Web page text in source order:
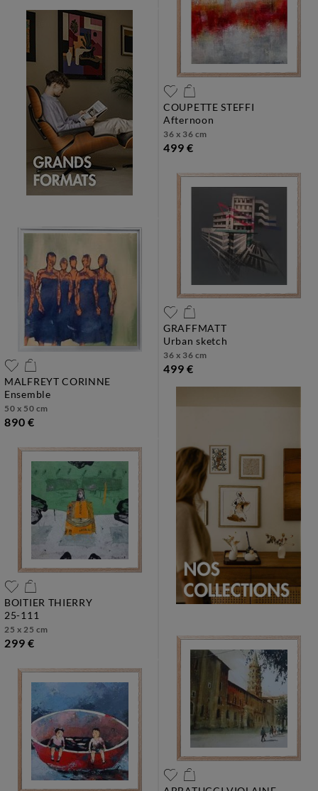
COUPETTE STEFFI
afternoon
36 x 36 cm
499 €
MALFREYT CORINNE
ensemble
50 x 50 cm
890 €
GRAFFMATT
urban sketch
36 x 36 cm
499 €
BOITIER THIERRY
25-111
25 x 25 cm
299 €